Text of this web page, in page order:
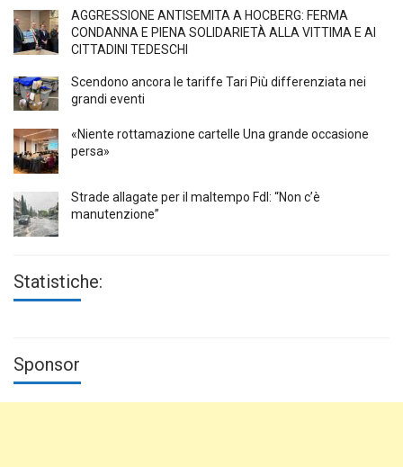
AGGRESSIONE ANTISEMITA A HÖCBERG: FERMA
CONDANNA E PIENA SOLIDARIETÀ ALLA VITTIMA E AI
CITTADINI TEDESCHI
Scendono ancora le tariffe Tari Più differenziata nei
grandi eventi
«Niente rottamazione cartelle Una grande occasione
persa»
Strade allagate per il maltempo FdI: “Non c’è
manutenzione”
Statistiche:
Sponsor